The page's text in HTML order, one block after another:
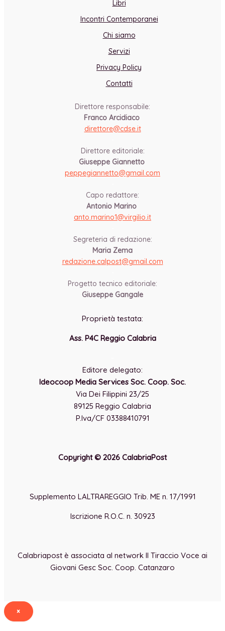
Libri
Incontri Contemporanei
Chi siamo
Servizi
Privacy Policy
Contatti
Direttore responsabile:
Franco Arcidiaco
direttore@cdse.it
Direttore editoriale:
Giuseppe Giannetto
peppegiannetto@gmail.com
Capo redattore:
Antonio Marino
anto.marino1@virgilio.it
Segreteria di redazione:
Maria Zema
redazione.calpost@gmail.com
Progetto tecnico editoriale:
Giuseppe Gangale
Proprietà testata:
Ass. P4C Reggio Calabria
Editore delegato:
Ideocoop Media Services Soc. Coop. Soc.
Via Dei Filippini 23/25
89125 Reggio Calabria
P.Iva/CF 03388410791
Copyright © 2026 CalabriaPost
Supplemento LALTRAREGGIO Trib. ME n. 17/1991
Iscrizione R.O.C. n. 30923
Calabriapost è associata al network Il Tiraccio Voce ai
Giovani Gesc Soc. Coop. Catanzaro
×